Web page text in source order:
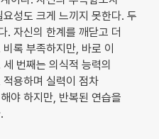
성도 크게 느끼지 못한다. 두
. 자신의 한계를 깨닫고 더
록 부족하지만, 바로 이
번째는 의식적 능력의
용하며 실력이 점차
야 하지만, 반복된 연습을